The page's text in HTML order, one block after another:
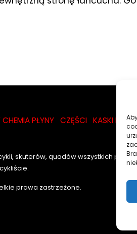
PŁYNY CZĘŚCI KASKI I
skuterów, quadów wszystkich
prawa zastrzeżone.